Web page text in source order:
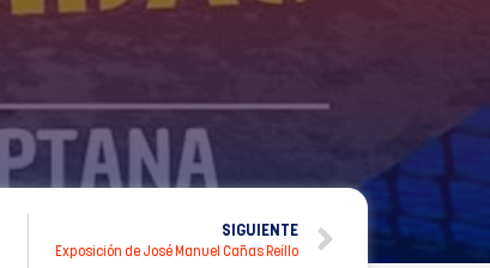
SIGUIENTE
Exposición de José Manuel Cañas Reíllo